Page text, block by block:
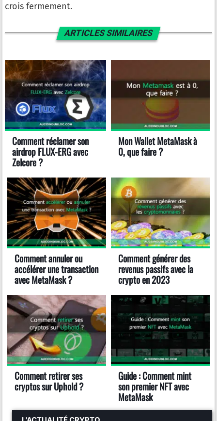
crois fermement.
ARTICLES SIMILAIRES
Comment réclamer son
airdrop FLUX-ERG avec
Zelcore ?
Mon Wallet MetaMask à
0, que faire ?
Comment annuler ou
accélérer une transaction
avec MetaMask ?
Comment générer des
revenus passifs avec la
crypto en 2023
Comment retirer ses
cryptos sur Uphold ?
Guide : Comment mint
son premier NFT avec
MetaMask